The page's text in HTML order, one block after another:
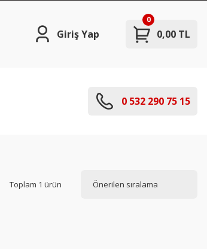
Giriş Yap 0,00 TL
0
0 532 290 75 15
Toplam 1 ürün